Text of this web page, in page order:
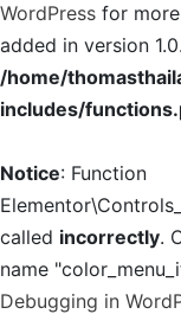
WordPress for
added in version
/home/
includes/
Notice: Function
called incorrectly.
name
Debugging in